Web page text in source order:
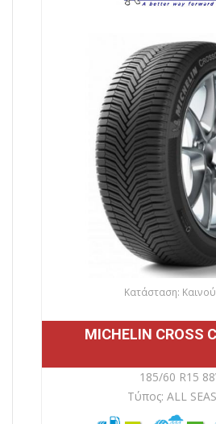
Κατάσταση:
MICHELIN CROSS
185/60 R15
Τύπος: ALL